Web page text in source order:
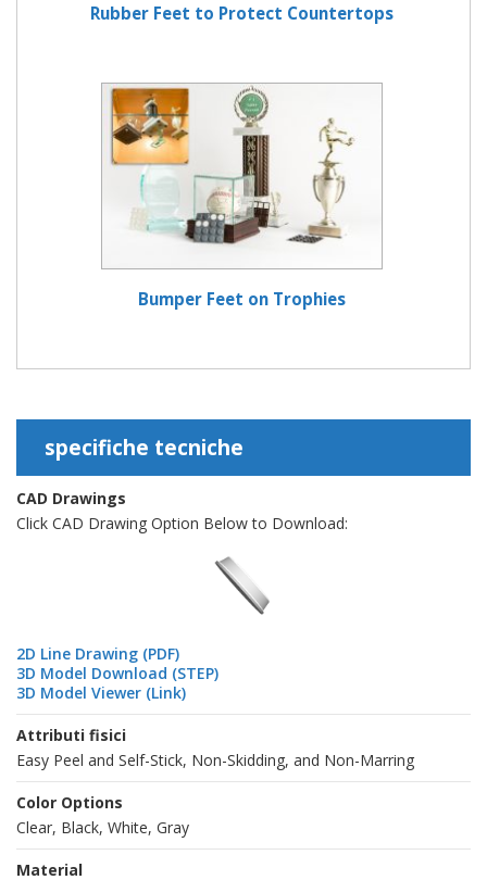
Rubber Feet to Protect Countertops
Bumper Feet on Trophies
specifiche tecniche
CAD Drawings
Click CAD Drawing Option Below to Download:
2D Line Drawing (PDF)
3D Model Download (STEP)
3D Model Viewer (Link)
Attributi fisici
Easy Peel and Self-Stick, Non-Skidding, and Non-Marring
Color Options
Clear, Black, White, Gray
Material